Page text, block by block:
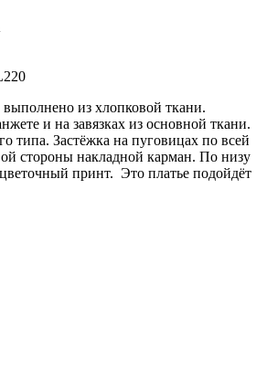
из хлопковой ткани.
и на завязках из основной ткани.
типа. Застёжка на пуговицах по всей
стороны накладной карман. По низу
принт. Это платье подойдёт